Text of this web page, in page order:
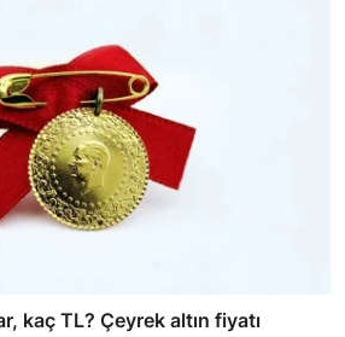
kaç TL? Çeyrek altın fiyatı